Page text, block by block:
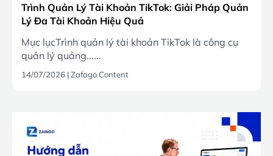
Trình Quản Lý Tài Khoản TikTok: Giải Pháp Quản
Lý Đa Tài Khoản Hiệu Quả
Mục lụcTrình quản lý tài khoản TikTok là công cụ
quản lý quảng......
14/07/2026 |Zafago Content